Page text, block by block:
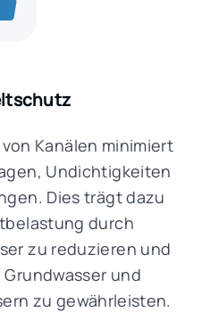
Kanälen minimiert
Undichtigkeiten
Dies trägt dazu
durch
zu reduzieren und
und
zu gewährleisten.